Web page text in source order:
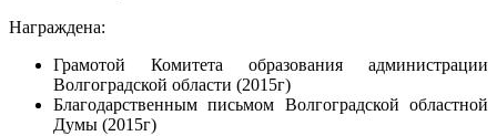
Награждена:
Грамотой Комитета образования администрации
Волгоградской области (2015г)
Благодарственным письмом Волгоградской областной
Думы (2015г)